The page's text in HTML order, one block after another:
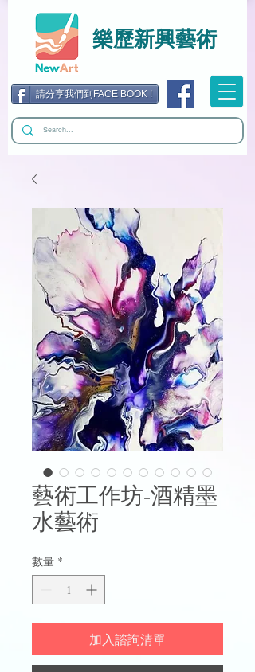
請分享我們到FACE BOOK !
樂歷新興藝術
藝術工作坊-酒精墨
水藝術
數量 *
加入諮詢清單